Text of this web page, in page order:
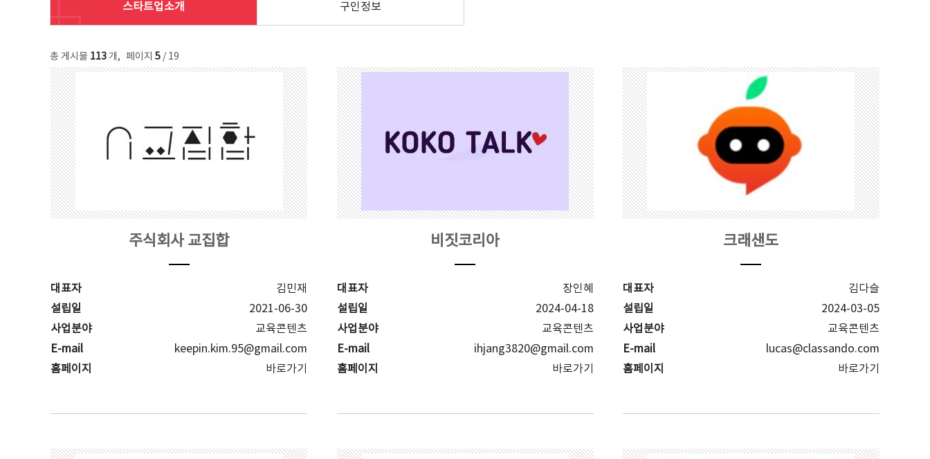
스타트업소개 구인정보
총 게시물 113 개, 페이지 5 / 19
주식회사 교집합
대표자
김민재
설립일
2021-06-30
사업분야
교육콘텐츠
E-mail
keepin.kim.95@gmail.com
홈페이지
바로가기
비짓코리아
대표자
장인혜
설립일
2024-04-18
사업분야
교육콘텐츠
E-mail
ihjang3820@gmail.com
홈페이지
바로가기
크래샌도
대표자
김다슬
설립일
2024-03-05
사업분야
교육콘텐츠
E-mail
lucas@classando.com
홈페이지
바로가기